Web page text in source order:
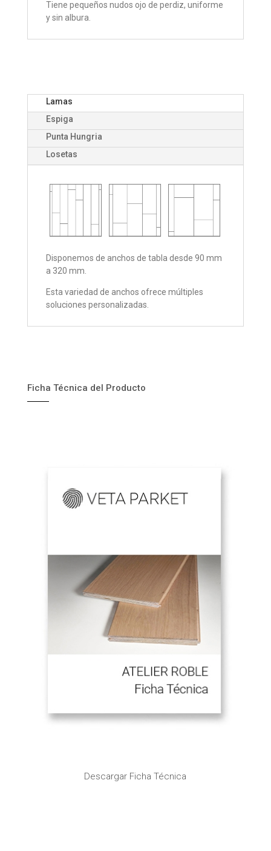
Tiene pequeños nudos ojo de perdiz, uniforme
y sin albura.
Lamas
Espiga
Punta Hungria
Losetas
Disponemos de anchos de tabla desde 90 mm
a 320 mm.
Esta variedad de anchos ofrece múltiples
soluciones personalizadas.
Ficha Técnica del Producto
Descargar Ficha Técnica